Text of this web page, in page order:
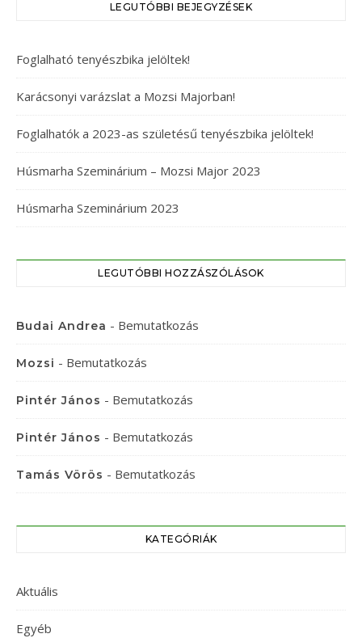
LEGUTÓBBI BEJEGYZÉSEK
Foglalható tenyészbika jelöltek!
Karácsonyi varázslat a Mozsi Majorban!
Foglalhatók a 2023-as születésű tenyészbika jelöltek!
Húsmarha Szeminárium – Mozsi Major 2023
Húsmarha Szeminárium 2023
LEGUTÓBBI HOZZÁSZÓLÁSOK
Budai Andrea - Bemutatkozás
Mozsi - Bemutatkozás
Pintér János - Bemutatkozás
Pintér János - Bemutatkozás
Tamás Vörös - Bemutatkozás
KATEGÓRIÁK
Aktuális
Egyéb